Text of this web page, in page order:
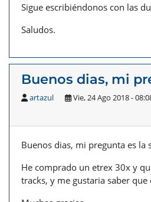
Sigue escribiéndonos con las
Saludos.
Buenos dias, mi
artazul Vie, 24 Ago 2018 -
Buenos dias, mi pregunta es la
He comprado un etrex 30x y
tracks, y me gustaria saber